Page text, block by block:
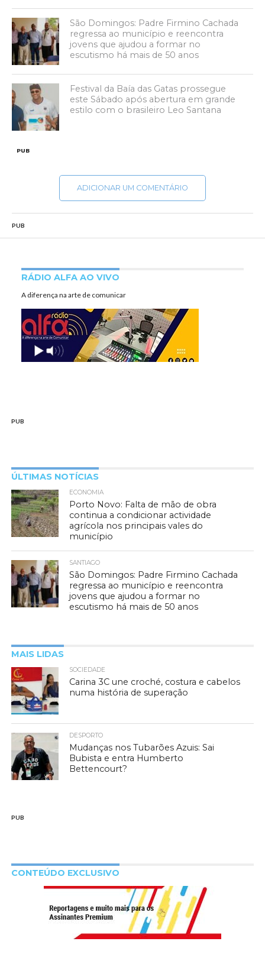
São Domingos: Padre Firmino Cachada
regressa ao município e reencontra
jovens que ajudou a formar no
escutismo há mais de 50 anos
Festival da Baía das Gatas prossegue
este Sábado após abertura em grande
estilo com o brasileiro Leo Santana
PUB
ADICIONAR UM COMENTÁRIO
PUB
RÁDIO ALFA AO VIVO
A diferença na arte de comunicar
PUB
ÚLTIMAS NOTÍCIAS
ECONOMIA
Porto Novo: Falta de mão de obra
continua a condicionar actividade
agrícola nos principais vales do
município
SANTIAGO
São Domingos: Padre Firmino Cachada
regressa ao município e reencontra
jovens que ajudou a formar no
escutismo há mais de 50 anos
MAIS LIDAS
SOCIEDADE
Carina 3C une croché, costura e cabelos
numa história de superação
DESPORTO
Mudanças nos Tubarões Azuis: Sai
Bubista e entra Humberto
Bettencourt?
PUB
CONTEÚDO EXCLUSIVO